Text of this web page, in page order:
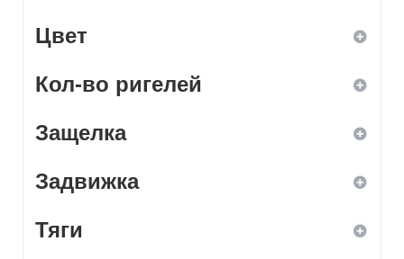
цилиндровый
левое
правое
универсальное
Цвет
белый
бронза
дерево
желтый
Кол-во ригелей
1
2
Защелка
да
нет
Задвижка
да
Тяги